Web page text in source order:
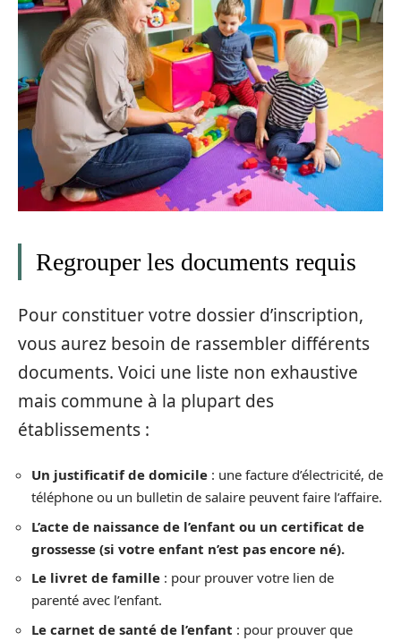
Regrouper les documents requis
Pour constituer votre dossier d’inscription,
vous aurez besoin de rassembler différents
documents. Voici une liste non exhaustive
mais commune à la plupart des
établissements :
Un justificatif de domicile : une facture d’électricité, de
téléphone ou un bulletin de salaire peuvent faire l’affaire.
L’acte de naissance de l’enfant ou un certificat de
grossesse (si votre enfant n’est pas encore né).
Le livret de famille : pour prouver votre lien de
parenté avec l’enfant.
Le carnet de santé de l’enfant : pour prouver que